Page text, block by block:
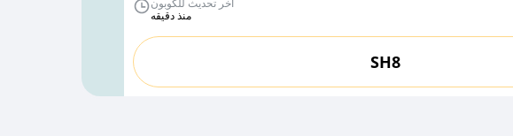
آخر تحديث للكوبون
منذ دقيقه
SH8